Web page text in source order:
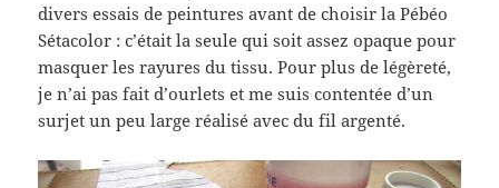
divers essais de peintures avant de choisir la Pébéo
Sétacolor : c’était la seule qui soit assez opaque pour
masquer les rayures du tissu. Pour plus de légèreté,
je n’ai pas fait d’ourlets et me suis contentée d’un
surjet un peu large réalisé avec du fil argenté.